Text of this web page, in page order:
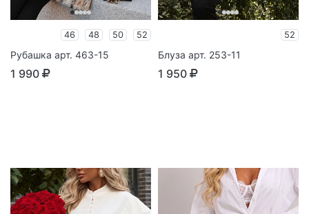
46 48 50 52
Рубашка арт. 463-15
1 990
52
Блуза арт. 253-11
1 950